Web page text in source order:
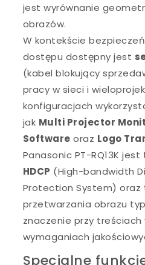
jest wyrównanie
obrazów.
W kontekście
dostępu dostępny jest
(kabel blokujący
pracy w sieci i
konfiguracjach
jak Multi Projector
Software oraz Logo
Panasonic PT-RQ13K
HDCP (High-bandwidth
Protection System) oraz
przetwarzania obrazu
znaczenie przy treściach
wymaganiach
Specjalne